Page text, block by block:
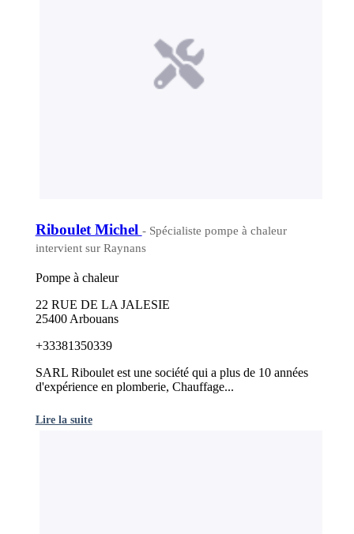
Riboulet Michel - Spécialiste pompe à chaleur
intervient sur Raynans
Pompe à chaleur
22 RUE DE LA JALESIE
25400 Arbouans
+33381350339
SARL Riboulet est une société qui a plus de 10 années
d'expérience en plomberie, Chauffage...
Lire la suite